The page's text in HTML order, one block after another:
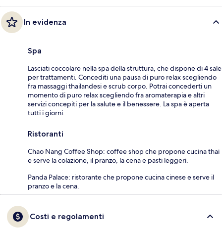
In evidenza
Spa
Lasciati coccolare nella spa della struttura, che dispone di 4 sale
per trattamenti. Concediti una pausa di puro relax scegliendo
fra massaggi thailandesi e scrub corpo. Potrai concederti un
momento di puro relax scegliendo fra aromaterapia e altri
servizi concepiti per la salute e il benessere. La spa è aperta
tutti i giorni.
Ristoranti
Chao Nang Coffee Shop: coffee shop che propone cucina thai
e serve la colazione, il pranzo, la cena e pasti leggeri.
Panda Palace: ristorante che propone cucina cinese e serve il
pranzo e la cena.
Costi e regolamenti